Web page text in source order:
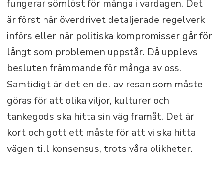
fungerar sömlöst för många i vardagen. Det
är först när överdrivet detaljerade regelverk
införs eller när politiska kompromisser går för
långt som problemen uppstår. Då upplevs
besluten främmande för många av oss.
Samtidigt är det en del av resan som måste
göras för att olika viljor, kulturer och
tankegods ska hitta sin väg framåt. Det är
kort och gott ett måste för att vi ska hitta
vägen till konsensus, trots våra olikheter.